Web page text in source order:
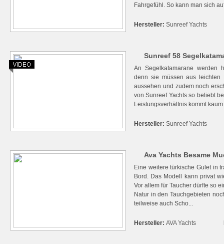
Fahrgefühl. So kann man sich
Hersteller: Sunreef Yachts
Sunreef 58
An Segelkatamarane werden
denn sie müssen aus leichten
aussehen und zudem noch
von Sunreef Yachts so beliebt
Leistungsverhältnis kommt
Hersteller: Sunreef Yachts
Ava Yachts Besame
Eine weitere türkische Gulet in
Bord. Das Modell kann privat
Vor allem für Taucher dürfte so
Natur in den Tauchgebieten
teilweise auch Scho...
Hersteller: AVA Yachts